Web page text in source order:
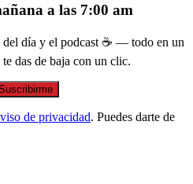
a las 7:00 am
del día y el podcast ☕ — todo en un
das de baja con un clic.
de privacidad. Puedes darte de